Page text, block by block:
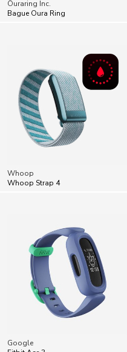
Ōuraring Inc.
Bague Oura Ring
Whoop
Whoop Strap 4
Google